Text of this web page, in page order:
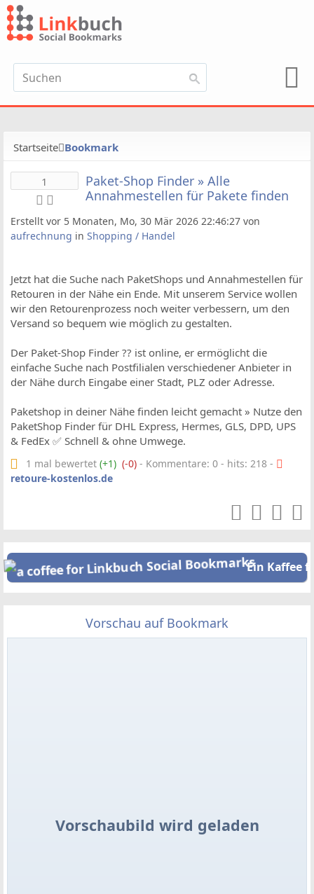
Startseite Bookmark
1
Paket-Shop Finder » Alle
Annahmestellen für Pakete finden
Erstellt vor 5 Monaten, Mo, 30 Mär 2026 22:46:27 von
aufrechnung in Shopping / Handel
Jetzt hat die Suche nach PaketShops und Annahmestellen für
Retouren in der Nähe ein Ende. Mit unserem Service wollen
wir den Retourenprozess noch weiter verbessern, um den
Versand so bequem wie möglich zu gestalten.
Der Paket-Shop Finder ?? ist online, er ermöglicht die
einfache Suche nach Postfilialen verschiedener Anbieter in
der Nähe durch Eingabe einer Stadt, PLZ oder Adresse.
Paketshop in deiner Nähe finden leicht gemacht » Nutze den
PaketShop Finder für DHL Express, Hermes, GLS, DPD, UPS
& FedEx ✅ Schnell & ohne Umwege.
1 mal bewertet (+1) (-0) - Kommentare: 0 - hits: 218 -
retoure-kostenlos.de
Ein Kaffee
Vorschau auf Bookmark
Vorschaubild wird geladen